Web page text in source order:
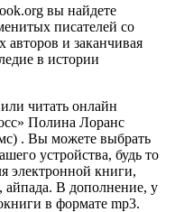
вы найдете
писателей со
авторов и заканчивая
в истории
читать онлайн
Полина Лоранс
. Вы можете выбрать
устройства, будь то
электронной книги,
В дополнение, у
в формате mp3.